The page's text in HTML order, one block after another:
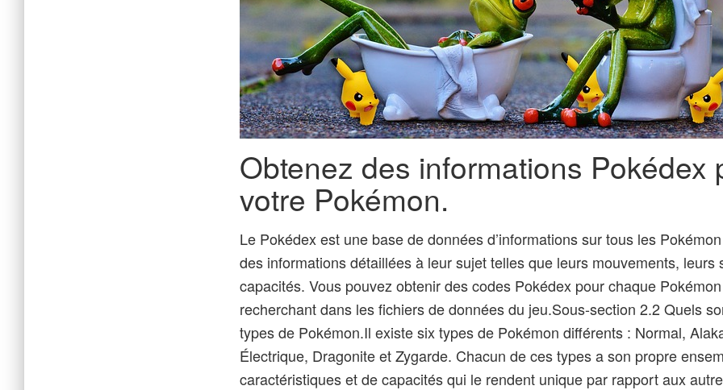
Obtenez des informations Pokédex
votre Pokémon.
Le Pokédex est une base de données d’informations sur tous les
des informations détaillées à leur sujet telles que leurs mouvements, leurs
capacités. Vous pouvez obtenir des codes Pokédex pour chaque
recherchant dans les fichiers de données du jeu.Sous-section 2.2 Quels
types de Pokémon.Il existe six types de Pokémon différents : Normal,
Électrique, Dragonite et Zygarde. Chacun de ces types a son propre
caractéristiques et de capacités qui le rendent unique par rapport aux